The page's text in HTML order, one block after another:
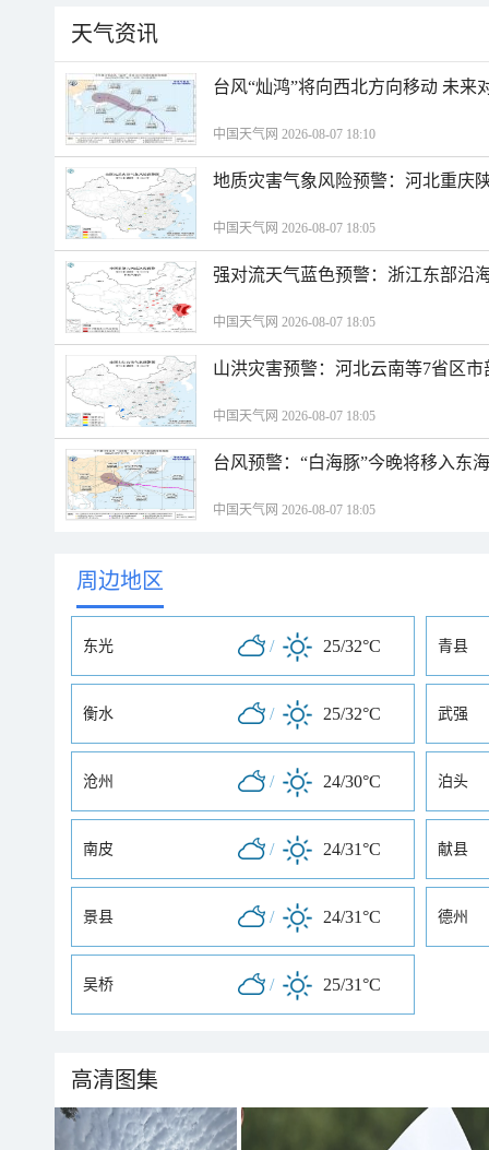
天气资讯
台风“灿鸿”将向西北方向移动 未来
中国天气网 2026-08-07 18:10
地质灾害气象风险预警：河北重庆
中国天气网 2026-08-07 18:05
强对流天气蓝色预警：浙江东部沿
中国天气网 2026-08-07 18:05
山洪灾害预警：河北云南等7省区
中国天气网 2026-08-07 18:05
台风预警：“白海豚”今晚将移入东
中国天气网 2026-08-07 18:05
周边地区
东光 / 25/32°C 青县
衡水 / 25/32°C 武强
沧州 / 24/30°C 泊头
南皮 / 24/31°C 献县
景县 / 24/31°C 德州
吴桥 / 25/31°C
高清图集